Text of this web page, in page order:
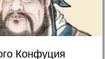
Конфуция